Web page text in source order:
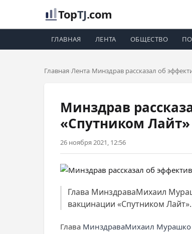
TopTJ.com
ГЛАВНАЯ ЛЕНТА ОБЩЕСТВО
Главная Лента Минздрав рассказал об
Минздрав
«Спутником Лайт»
26 ноября 2021, 12:56
Глава МинздраваМихаил
вакцинации «Спутником
Глава МинздраваМихаил Мурашко